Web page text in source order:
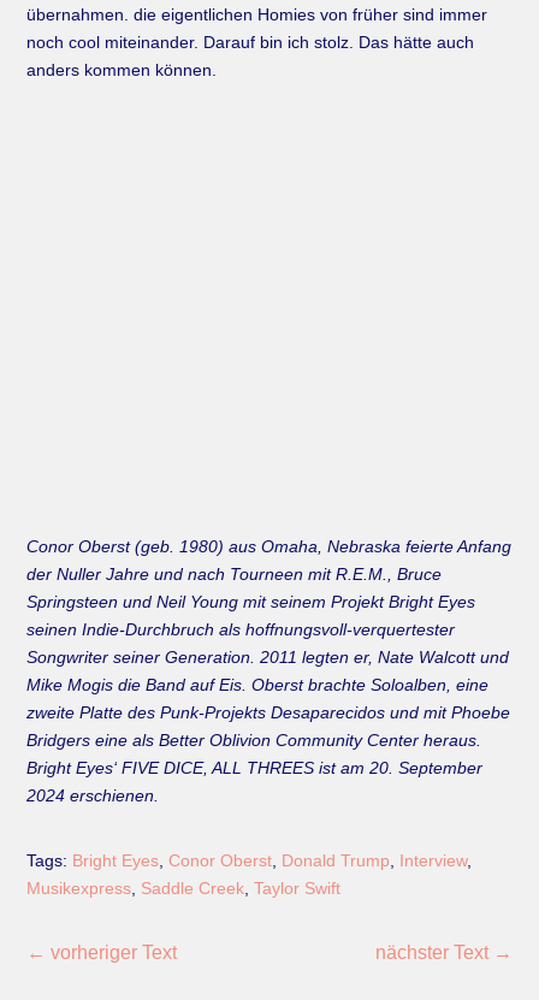
übernahmen. die eigentlichen Homies von früher sind immer
noch cool miteinander. Darauf bin ich stolz. Das hätte auch
anders kommen können.
Conor Oberst (geb. 1980) aus Omaha, Nebraska feierte Anfang
der Nuller Jahre und nach Tourneen mit R.E.M., Bruce
Springsteen und Neil Young mit seinem Projekt Bright Eyes
seinen Indie-Durchbruch als hoffnungsvoll-verquertester
Songwriter seiner Generation. 2011 legten er, Nate Walcott und
Mike Mogis die Band auf Eis. Oberst brachte Soloalben, eine
zweite Platte des Punk-Projekts Desaparecidos und mit Phoebe
Bridgers eine als Better Oblivion Community Center heraus.
Bright Eyes‘ FIVE DICE, ALL THREES ist am 20. September
2024 erschienen.
Tags: Bright Eyes ,Conor Oberst Donald Trump Interview,
Musikexpress Saddle Creek ,Taylor Swift
←vorheriger Text nächster Text→